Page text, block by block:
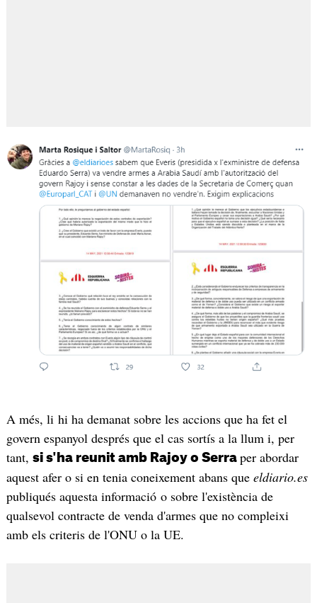
A més, li hi ha demanat sobre les accions que ha fet el
govern espanyol després que el cas sortís a la llum i, per
tant, si s'ha reunit amb Rajoy o Serra per abordar
aquest afer o si en tenia coneixement abans que eldiario.es
publiqués aquesta informació o sobre l'existència de
qualsevol contracte de venda d'armes que no compleixi
amb els criteris de l'ONU o la UE.